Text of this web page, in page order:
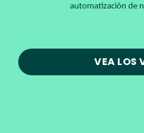
automatización de
VEA LOS